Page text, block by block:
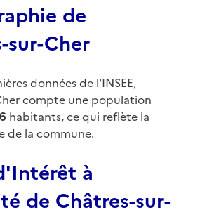
de
sur-Cher
données de l'INSEE,
compte une population
habitants, ce qui reflète la
de la commune.
à
de Châtres-sur-